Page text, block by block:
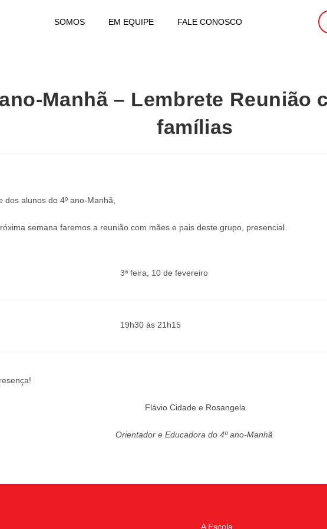
SOMOS EM EQUIPE FALE CONOSCO
ano-Manhã – Lembrete Reunião
famílias
alunos do 4º ano-Manhã,
semana faremos a reunião com mães e pais deste grupo, presencial.
3ª feira, 10 de fevereiro
19h30 às 21h15
Flávio Cidade e Rosangela
Orientador e Educadora do 4º ano-Manhã
A Escola